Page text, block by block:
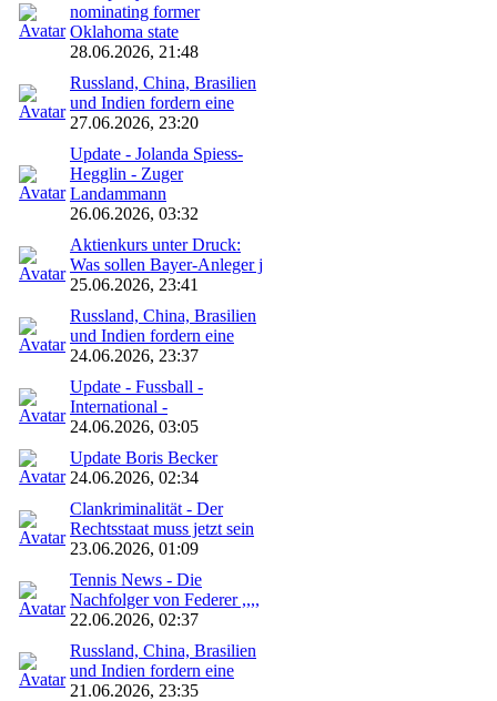
nominating former
Oklahoma state
28.06.2026, 21:48
Russland, China, Brasilien
und Indien fordern eine
27.06.2026, 23:20
Update - Jolanda Spiess-
Hegglin - Zuger
Landammann
26.06.2026, 03:32
Aktienkurs unter Druck:
Was sollen Bayer-Anleger j
25.06.2026, 23:41
Russland, China, Brasilien
und Indien fordern eine
24.06.2026, 23:37
Update - Fussball -
International -
24.06.2026, 03:05
Update Boris Becker
24.06.2026, 02:34
Clankriminalität - Der
Rechtsstaat muss jetzt sein
23.06.2026, 01:09
Tennis News - Die
Nachfolger von Federer ,,,,
22.06.2026, 02:37
Russland, China, Brasilien
und Indien fordern eine
21.06.2026, 23:35